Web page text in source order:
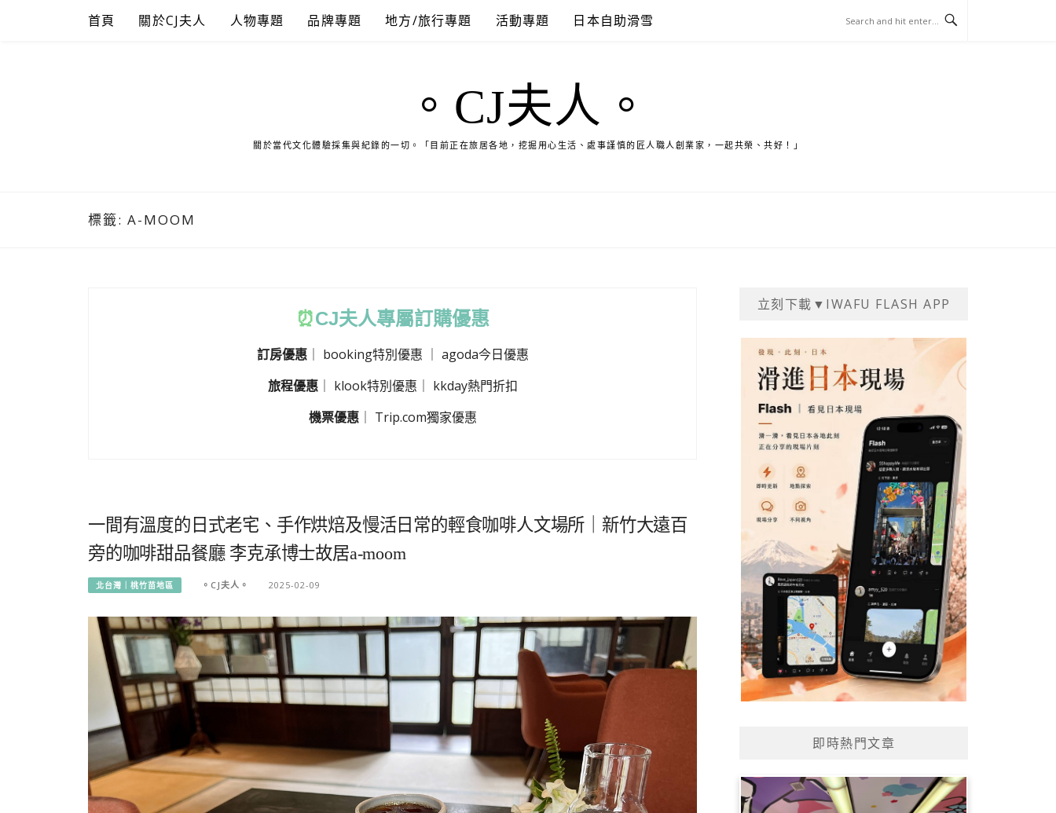
首頁 關於CJ夫人 人物專題 品牌專題 地方/旅行專題 活動專題 日本自助滑雪
。CJ夫人。
關於當代文化體驗採集與紀錄的一切。「目前正在旅居各地，挖掘用心生活、處事謹慎的匠人職人創業家，一起共榮、共好！」
標籤: A-MOOM
⏰CJ夫人專屬訂購優惠
訂房優惠｜ booking特別優惠
agoda今日優惠
旅程優惠｜ klook特別優惠
kkday熱門折扣
機票優惠｜ Trip.com獨家優惠
一間有溫度的日式老宅、手作烘焙及慢活日常的輕食咖啡人文場所｜新竹大遠百
旁的咖啡甜品餐廳 李克承博士故居a-moom
北台灣｜桃竹苗地區 。CJ夫人。 2025-02-09
立刻下載▼IWAFU FLASH APP
即時熱門文章